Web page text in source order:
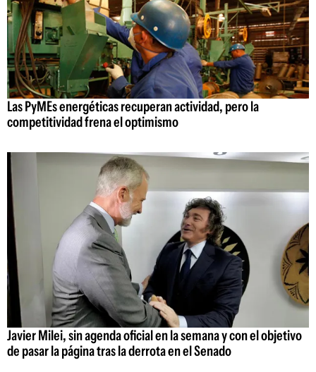
Las PyMEs energéticas recuperan actividad, pero la
competitividad frena el optimismo
Javier Milei, sin agenda oficial en la semana y con el objetivo
de pasar la página tras la derrota en el Senado